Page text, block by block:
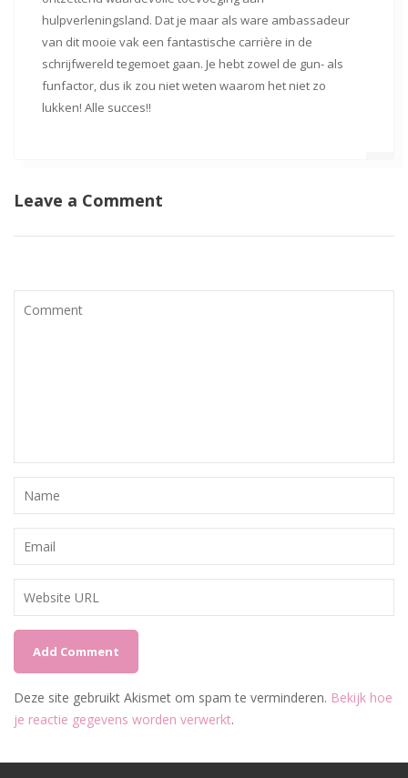
hulpverleningsland. Dat je maar als ware ambassadeur
van dit mooie vak een fantastische carrière in de
schrijfwereld tegemoet gaan. Je hebt zowel de gun- als
funfactor, dus ik zou niet weten waarom het niet zo
lukken! Alle succes!!
Leave a Comment
Deze site gebruikt Akismet om spam te verminderen. Bekijk hoe
je reactie gegevens worden verwerkt.